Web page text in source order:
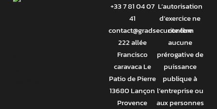
L’autorisation
d’exercice ne
confère
aucune
prérogative de
puissance
publique à
l’entreprise ou
aux personnes
+33 7 81 04 07
41
contact@gradsecurite.com
222 allée
Francisco
caravaca Le
Patio de Pierre
13680 Lançon
Provence